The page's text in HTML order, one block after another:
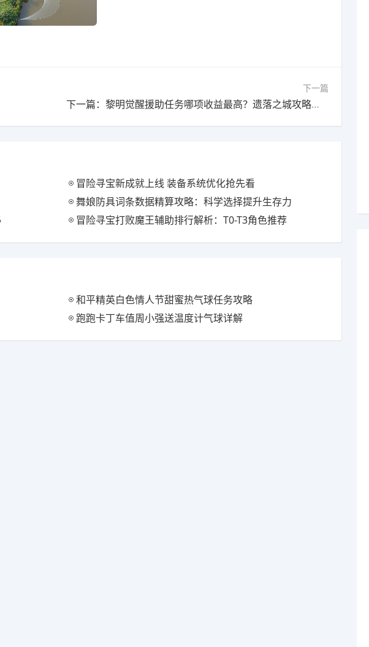
下一篇
下一篇：黎明觉醒援助任务哪项收益最高？遗落之城攻略推荐
冒险寻宝新成就上线 装备系统优化抢先看
舞娘防具词条数据精算攻略：科学选择提升生存力
冒险寻宝打败魔王辅助排行解析：T0-T3角色推荐
和平精英白色情人节甜蜜热气球任务攻略
跑跑卡丁车值周小强送温度计气球详解